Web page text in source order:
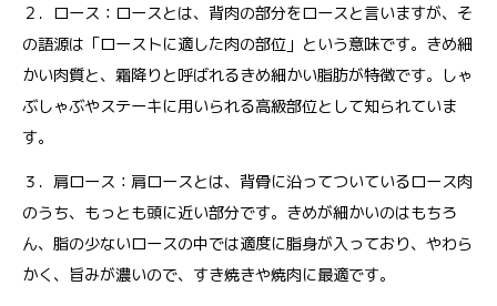
２．ロース：ロースとは、背肉の部分をロースと言いますが、そ
の語源は「ローストに適した肉の部位」という意味です。きめ細
かい肉質と、霜降りと呼ばれるきめ細かい脂肪が特徴です。しゃ
ぶしゃぶやステーキに用いられる高級部位として知られていま
す。
３．肩ロース：肩ロースとは、背骨に沿ってついているロース肉
のうち、もっとも頭に近い部分です。きめが細かいのはもちろ
ん、脂の少ないロースの中では適度に脂身が入っており、やわら
かく、旨みが濃いので、すき焼きや焼肉に最適です。